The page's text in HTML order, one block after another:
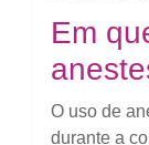
Em
O uso de
durante a